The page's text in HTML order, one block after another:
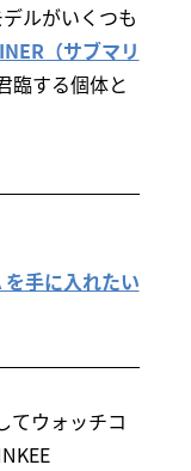
ルがいくつも
（サブマリ
臨する個体と
手に入れたい
てウォッチコ